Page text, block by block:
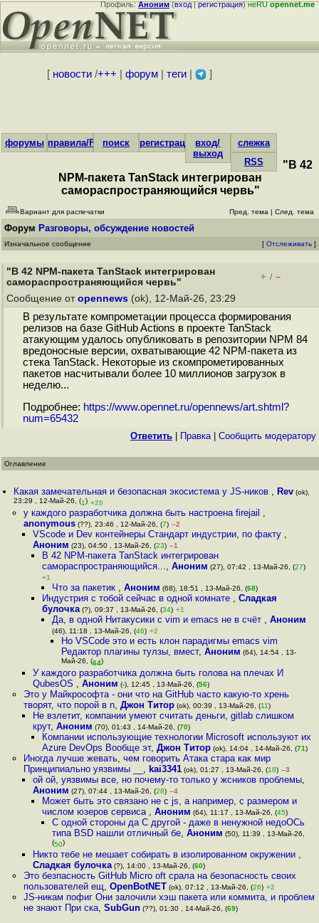
Профиль:Аноним(вход|регистрация)неRUopennet.me
[ новости/+++ форум| теги| ]
форумы правила/FAQпоиск регистрациявход/
выход
слежка
RSS
"В 42
NPM-пакета TanStack интегрирован
самораспространяющийся червь"
Вариант для распечатки Пред. тема | След. тема
Форум Разговоры, обсуждение новостей
Изначальное сообщение [ Отслеживать ]
"В 42 NPM-пакета TanStack интегрирован
самораспространяющийся червь"
+ / –
Сообщение от opennews (ok), 12-Май-26, 23:29
В результате компрометации процесса формирования
релизов на базе GitHub Actions в проекте TanStack
атакующим удалось опубликовать в репозитории NPM 84
вредоносные версии, охватывающие 42 NPM-пакета из
стека TanStack. Некоторые из скомпрометированных
пакетов насчитывали более 10 миллионов загрузок в
неделю...
Подробнее: https://www.opennet.ru/opennews/art.shtml?
num=65432
Ответить Правка| Cообщить модератору
Оглавление
Какая замечательная и безопасная экосистема у JS-ников , Rev (ok),
23:29 , 12-Май-26, (1) +20
у каждого разработчика должна быть настроена firejail ,
anonymous(??), 23:46 , 12-Май-26, (7) –2
VScode и Dev контейнеры Стандарт индустрии, по факту ,
Аноним (23), 04:50 , 13-Май-26, (23) –1
В 42 NPM-пакета TanStack интегрирован
самораспространяющийся...,Аноним (27), 07:42 , 13-Май-26, (27)
+1
Что за пакетик , Аноним (68), 18:51 , 13-Май-26, (68)
Индустрия с тобой сейчас в одной комнате ,Сладкая
булочка (?), 09:37 , 13-Май-26, (34) +1
Да, в одной Нитакусики с vim и emacs не в счёт , Аноним
(46), 11:18 , 13-Май-26, (46) +2
Но VSCode это и есть клон парадигмы emacs vim
Редактор плагины тулзы, вмест, Аноним (64), 14:54 , 13-
Май-26, (64)
У каждого разработчика должна быть голова на плечах И
QubesOS , Аноним (-), 12:45 , 13-Май-26, (56)
Это у Майкрософта - они что на GitHub часто какую-то хрень
творят, что порой в n, Джон Титор(ok), 00:39 , 13-Май-26, (11)
Не взлетит, компании умеют считать деньги, gitlab слишком
крут, Аноним (70), 01:43 , 14-Май-26, (70)
Компании использующие технологии Microsoft используют их
Azure DevOps Вообще эт,Джон Титор (ok), 14:04 , 14-Май-26, (71)
Иногда лучше жевать, чем говорить Атака стара как мир
Принципиально уязвимы __ , kai3341(ok), 01:27 , 13-Май-26, (18) –3
ой ой, уязвимы все, но почему-то только у жсников проблемы,
Аноним (27), 07:44 , 13-Май-26, (28) –4
Может быть это связано не с js, а например, с размером и
числом юзеров сервиса ,Аноним (64), 11:17 , 13-Май-26, (45)
С одной стороны да С другой - даже в ненужной недоОСь
типа BSD нашли отличный бе, Аноним (50), 11:39 , 13-Май-26,
(50)
Никто тебе не мешает собирать в изолированном окружении ,
Сладкая булочка(?), 14:00 , 13-Май-26, (60)
Это безпасность GitHub Micro oft срала на безопасность своих
пользователей ещ, OpenBotNET (ok), 07:12 , 13-Май-26, (26) +2
JS-никам пофиг Они залочили хэш пакета или коммита, и проблем
не знают При ска, SubGun(??), 01:30 , 14-Май-26, (69)